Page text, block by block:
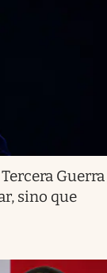
Guerra
sino que